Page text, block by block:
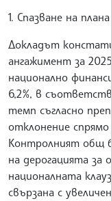
1. Спазване на
Докладът
ангажимент за
национално
6,2%, в
темп съгласно
отклонение
Контролният общ
на дерогацията за
националната
свързана с